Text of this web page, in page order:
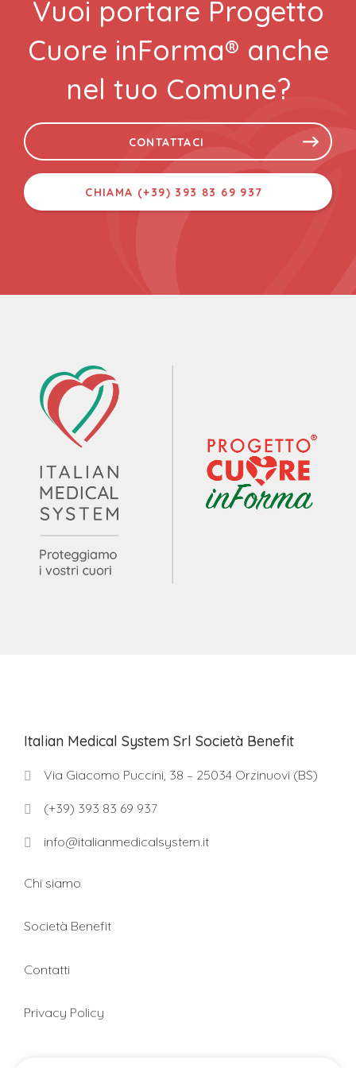
Vuoi portare Progetto
Cuore inForma® anche
nel tuo Comune?
CONTATTACI
CHIAMA (+39) 393 83 69 937
Italian Medical System Srl Società Benefit
Via Giacomo Puccini, 38 – 25034 Orzinuovi (BS)
(+39) 393 83 69 937
info@italianmedicalsystem.it
Chi siamo
Società Benefit
Contatti
Privacy Policy